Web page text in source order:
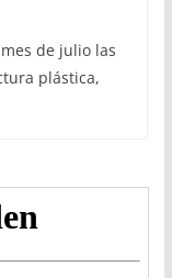
de julio las
plástica,